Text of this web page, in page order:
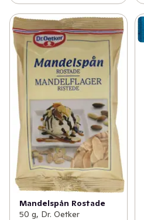
Mandelspån Rostade
50 g, Dr. Oetker